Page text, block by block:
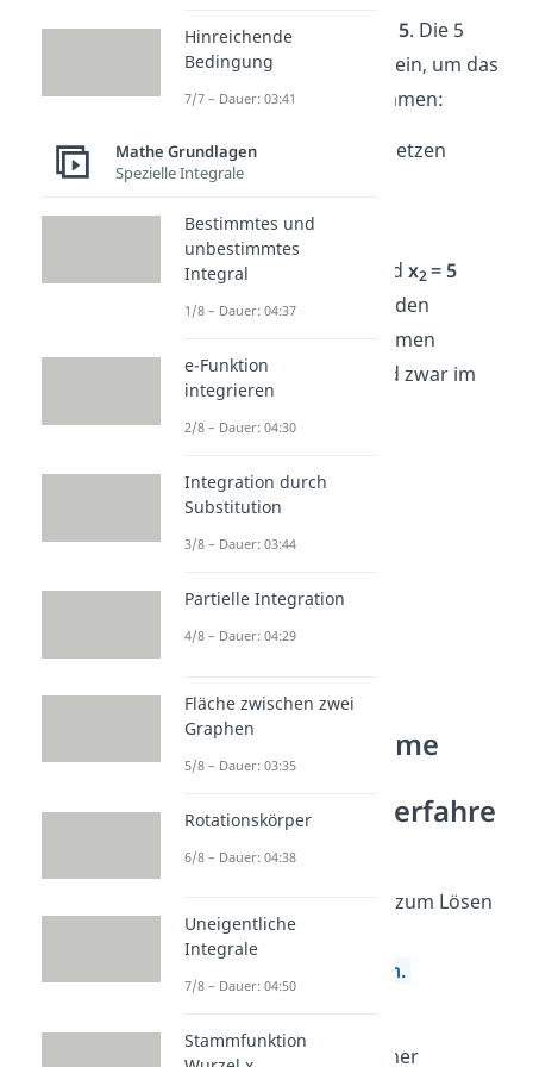
Die Lösung für
5. Die 5
setzt du nun für x
ein, um das
Ergebnis für x
zu bekommen:
x1= -1 + x
| einsetzen
Aus der Lösung
und x2= 5
leitest du ab, dass die beiden
Geraden einen gemeinsamen
Schnittpunkt
haben. Und zwar im
Punkt(4|5)
Lineare
Gleichungssysteme
lösen —
Gleichsetzungsverfahre
n
Eine weitere Möglichkeit zum Lösen
eines LGS ist das
Gleichsetzungsverfahren.
Gleichungen
nach einer
Hinreichende
Bedingung
7/7 – Dauer: 03:41
Mathe Grundlagen
Spezielle Integrale
Bestimmtes und
unbestimmtes
Integral
1/8 – Dauer: 04:37
e-Funktion
integrieren
2/8 – Dauer: 04:30
Integration durch
Substitution
3/8 – Dauer: 03:44
Partielle Integration
4/8 – Dauer: 04:29
Fläche zwischen zwei
Graphen
5/8 – Dauer: 03:35
Rotationskörper
6/8 – Dauer: 04:38
Uneigentliche
Integrale
7/8 – Dauer: 04:50
Stammfunktion